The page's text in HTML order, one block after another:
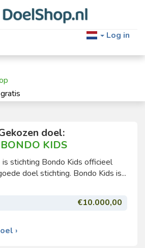
Log in
doel:
BONDO KIDS
stichting Bondo Kids officieel
doel stichting. Bondo Kids is...
€10.000,00
›